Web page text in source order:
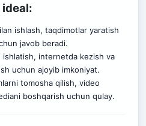
ishlash, taqdimotlar yaratish
javob beradi.
ishlatish, internetda kezish va
uchun ajoyib imkoniyat.
tomosha qilish, video
boshqarish uchun qulay.